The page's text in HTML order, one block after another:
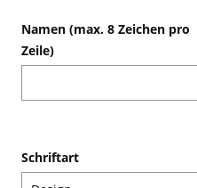
Namen (max. 8 Zeichen pro
Zeile)
Schriftart